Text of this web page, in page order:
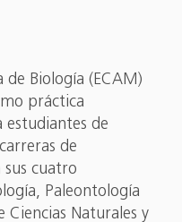
de Biología (ECAM)
práctica
de
de
sus cuatro
Paleontología
Ciencias Naturales y